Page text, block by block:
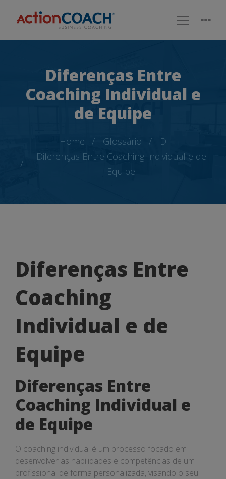
Diferenças Entre
Coaching Individual e
de Equipe
Home Glossário
D
Diferenças Entre Coaching Individual e de
Equipe
Diferenças
Entre
Coaching
Individual
e
de
Equipe
Diferenças Entre
Coaching
Individual e de
Equipe
Diferenças Entre
Coaching Individual e
de Equipe
O coaching individual é um processo focado em
desenvolver as habilidades e competências de um
profissional de forma personalizada, visando o seu